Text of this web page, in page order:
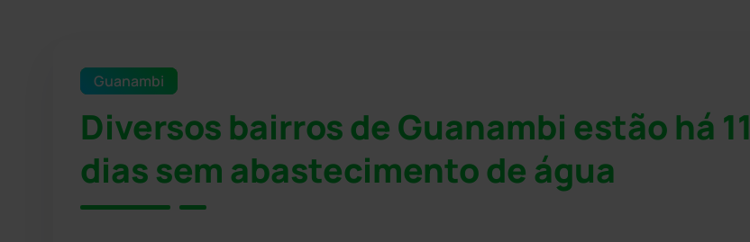
Guanambi
Diversos bairros de Guanambi estão há 11
dias sem abastecimento de água